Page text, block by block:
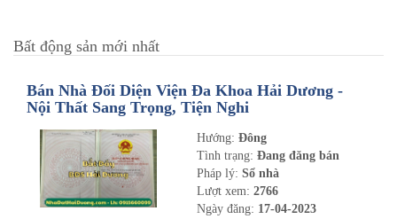
Bất động sản mới nhất
Bán Nhà Đối Diện Viện Đa Khoa Hải Dương -
Nội Thất Sang Trọng, Tiện Nghi
Hướng: Đông
Tình trạng: Đang đăng bán
Pháp lý: Sổ nhà
Lượt xem: 2766
Ngày đăng: 17-04-2023